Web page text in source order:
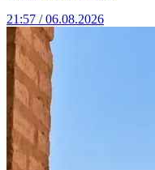
21:57 / 06.08.2026